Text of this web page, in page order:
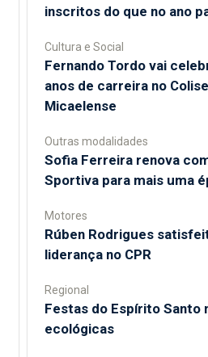
inscritos do que no ano
Cultura e Social
Fernando Tordo vai
anos de carreira no
Micaelense
Outras modalidades
Sofia Ferreira renova
Sportiva para mais uma
Motores
Rúben Rodrigues
liderança no CPR
Regional
Festas do Espírito Santo
ecológicas